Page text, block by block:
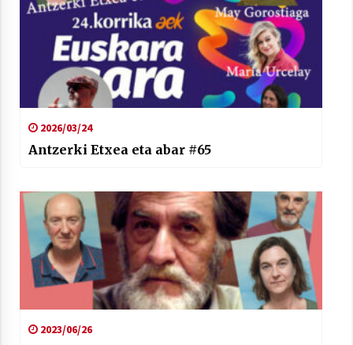
2026/03/24
Antzerki Etxea eta abar #65
2023/06/26